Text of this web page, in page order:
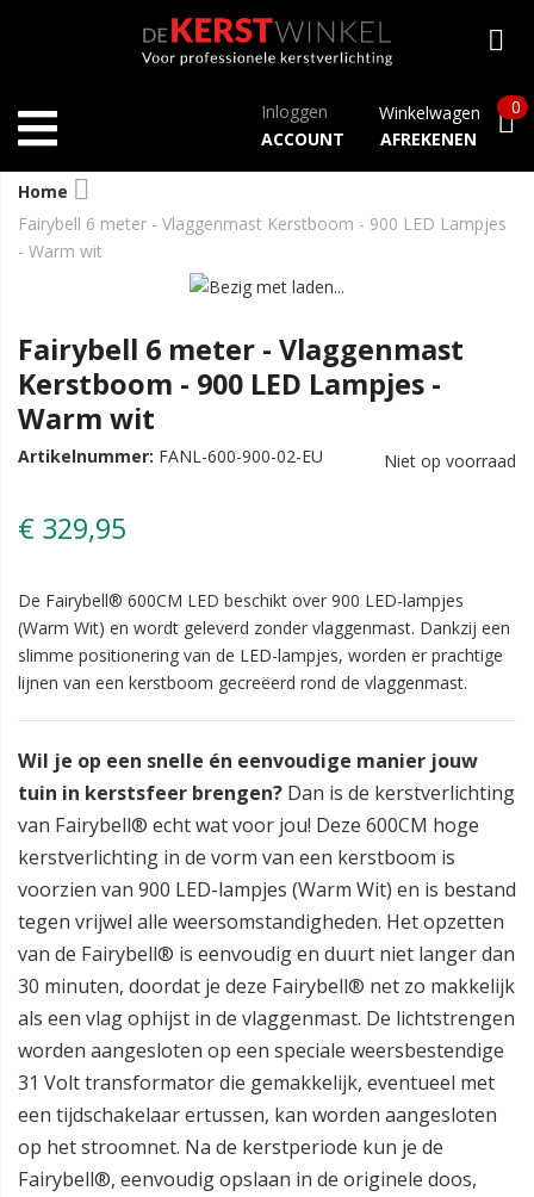
Inloggen
ACCOUNT
Winkelwagen
AFREKENEN
0
Home
Fairybell 6 meter - Vlaggenmast Kerstboom - 900 LED Lampjes
- Warm wit
Fairybell 6 meter - Vlaggenmast
Kerstboom - 900 LED Lampjes -
Warm wit
Niet op voorraad
Artikelnummer: FANL-600-900-02-EU
€ 329,95
De Fairybell® 600CM LED beschikt over 900 LED-lampjes
(Warm Wit) en wordt geleverd zonder vlaggenmast. Dankzij een
slimme positionering van de LED-lampjes, worden er prachtige
lijnen van een kerstboom gecreëerd rond de vlaggenmast.
Wil je op een snelle én eenvoudige manier jouw
tuin in kerstsfeer brengen? Dan is de kerstverlichting
van Fairybell® echt wat voor jou! Deze 600CM hoge
kerstverlichting in de vorm van een kerstboom is
voorzien van 900 LED-lampjes (Warm Wit) en is bestand
tegen vrijwel alle weersomstandigheden. Het opzetten
van de Fairybell® is eenvoudig en duurt niet langer dan
30 minuten, doordat je deze Fairybell® net zo makkelijk
als een vlag ophijst in de vlaggenmast. De lichtstrengen
worden aangesloten op een speciale weersbestendige
31 Volt transformator die gemakkelijk, eventueel met
een tijdschakelaar ertussen, kan worden aangesloten
op het stroomnet. Na de kerstperiode kun je de
Fairybell®, eenvoudig opslaan in de originele doos,